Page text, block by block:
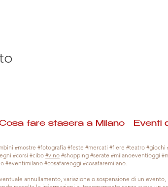
fare stasera a Milano Eventi
#mostre #fotografia #feste #mercati #fiere #teatro #giochi
#corsi #cibo #vino #shopping #serate #milanoeventioggi
#eventimilano #cosafareoggi #cosafaremilano.
annullamento, variazione o sospensione di un